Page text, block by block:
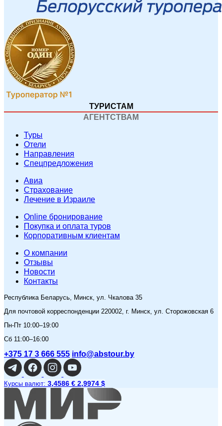
ТУРИСТАМ
АГЕНТСТВАМ
Туры
Отели
Направления
Спецпредложения
Авиа
Страхование
Лечение в Израиле
Online бронирование
Покупка и оплата туров
Корпоративным клиентам
O компании
Отзывы
Новости
Контакты
Республика Беларусь, Минск, ул. Чкалова 35
Для почтовой корреспонденции 220002, г. Минск, ул. Сторожовская 6
Пн-Пт 10:00–19:00
Сб 11:00–16:00
+375 17 3 666 555 info@abstour.by
Курсы валют: 3,4586 € 2,9974 $